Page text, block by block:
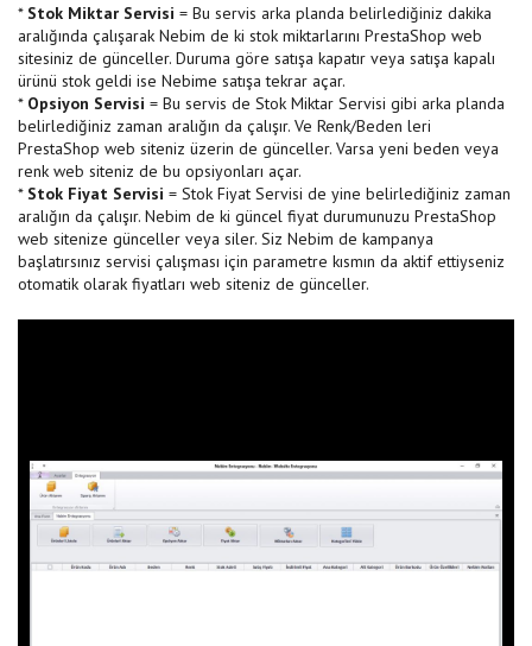
* Stok Miktar Servisi = Bu servis arka planda belirlediğiniz dakika
aralığında çalışarak Nebim de ki stok miktarlarını PrestaShop web
sitesiniz de günceller. Duruma göre satışa kapatır veya satışa kapalı
ürünü stok geldi ise Nebime satışa tekrar açar.
* Opsiyon Servisi = Bu servis de Stok Miktar Servisi gibi arka planda
belirlediğiniz zaman aralığın da çalışır. Ve Renk/Beden leri
PrestaShop web siteniz üzerin de günceller. Varsa yeni beden veya
renk web siteniz de bu opsiyonları açar.
* Stok Fiyat Servisi = Stok Fiyat Servisi de yine belirlediğiniz zaman
aralığın da çalışır. Nebim de ki güncel fiyat durumunuzu PrestaShop
web sitenize günceller veya siler. Siz Nebim de kampanya
başlatırsınız servisi çalışması için parametre kısmın da aktif ettiyseniz
otomatik olarak fiyatları web siteniz de günceller.